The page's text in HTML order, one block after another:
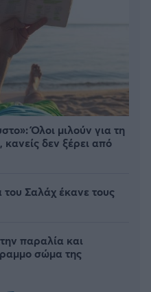
Όλοι μιλούν για τη
δεν ξέρει από
Σαλάχ έκανε τους
παραλία και
σώμα της